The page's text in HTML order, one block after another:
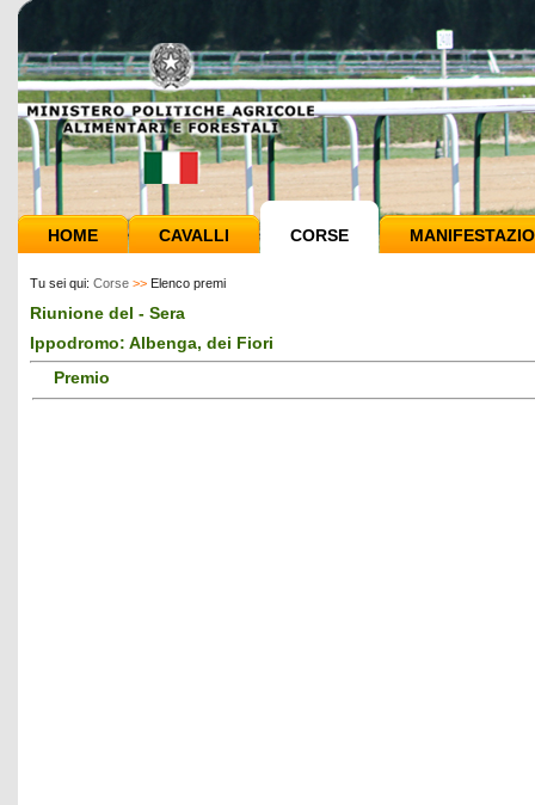
HOME CAVALLI CORSE
Tu sei qui: Corse >> Elenco premi
Riunione del - Sera
Ippodromo: Albenga, dei Fiori
Premio